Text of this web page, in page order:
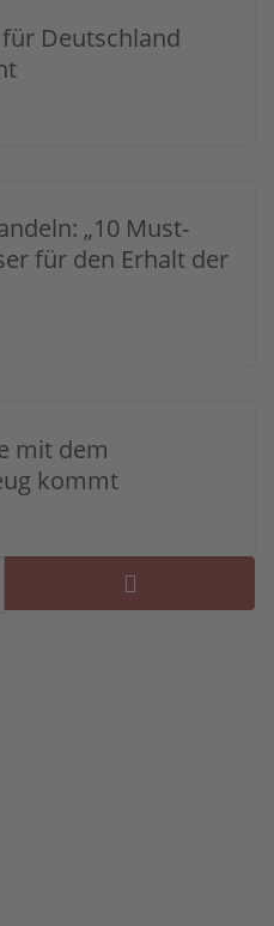
Deutschland
„10 Must-
für den Erhalt der
mit dem
kommt